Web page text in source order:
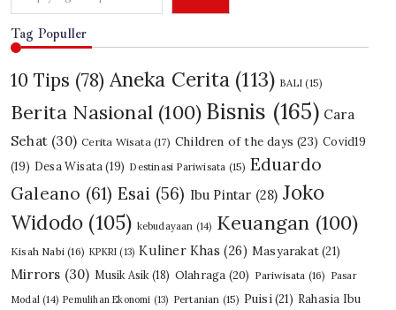
Tag Populler
10 Tips (78) Aneka Cerita (113) BALI (15)
Berita Nasional (100) Bisnis (165) Cara
Sehat (30) Cerita Wisata (17) Children of the days (23) Covid19
(19) Desa Wisata (19) Destinasi Pariwisata (15) Eduardo
Galeano (61) Esai (56) Ibu Pintar (28) Joko
Widodo (105) kebudayaan (14) Keuangan (100)
Kisah Nabi (16) KPKRI (13) Kuliner Khas (26) Masyarakat(21)
Mirrors (30) Musik Asik (18) Olahraga (20) Pariwisata (16) Pasar
Modal (14) Pemulihan Ekonomi (13) Pertanian (15) Puisi(21) Rahasia Ibu